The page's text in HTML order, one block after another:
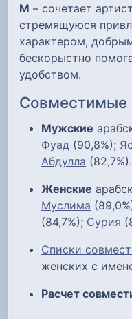
М – сочетает
стремящуюся
характером,
бескорыстно
удобством.
Совместимые
Мужские
Фуад (90,8%);
Абдулла
Женские
Муслима
(84,7%); Сурия
Списки
женских с
Расчет